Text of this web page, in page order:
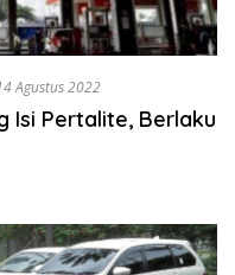
Agustus 2022
Isi Pertalite, Berlaku